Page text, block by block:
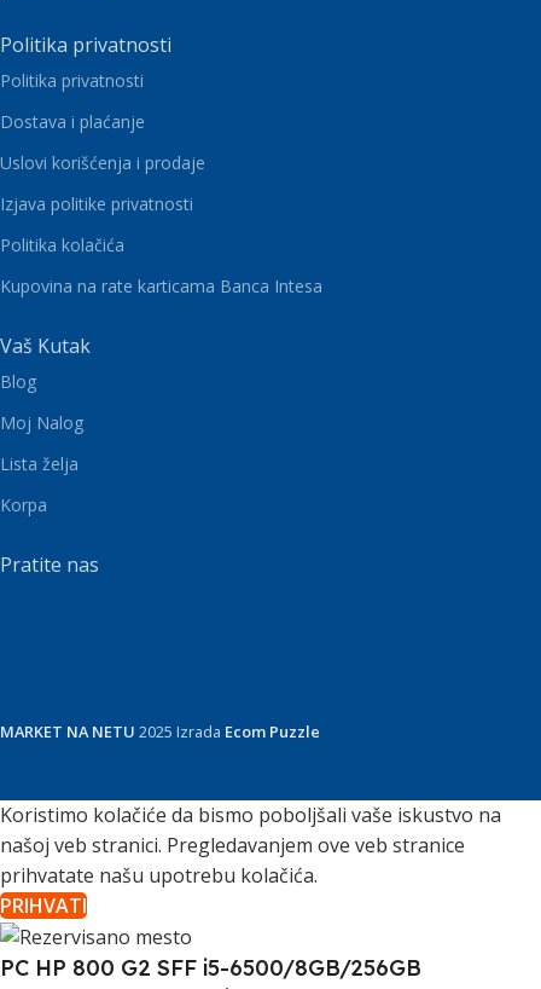
Politika privatnosti
Politika privatnosti
Dostava i plaćanje
Uslovi korišćenja i prodaje
Izjava politike privatnosti
Politika kolačića
Kupovina na rate karticama Banca Intesa
Vaš Kutak
Blog
Moj Nalog
Lista želja
Korpa
Pratite nas
MARKET NA NETU 2025 Izrada Ecom Puzzle
Koristimo kolačiće da bismo poboljšali vaše iskustvo na
našoj veb stranici. Pregledavanjem ove veb stranice
prihvatate našu upotrebu kolačića.
PRIHVATI
PC HP 800 G2 SFF i5-6500/8GB/256GB